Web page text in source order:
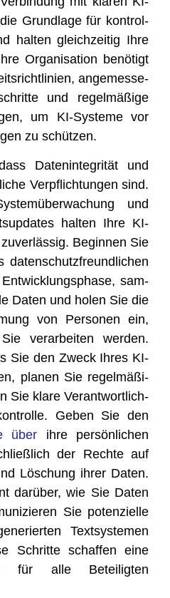
Grund­la­ge für kon­trol­
hal­ten gleich­zei­tig Ihre
Orga­ni­sa­ti­on benö­tigt
ange­mes­se­
und regel­mä­ßi­ge
um KI-Sys­te­me vor
zu schützen.
Daten­in­te­gri­tät und
Ver­pflich­tun­gen sind.
und
hal­ten Ihre KI-
Begin­nen Sie
daten­schutz­freund­li­chen
sam­
Daten und holen Sie die
von Per­so­nen ein,
ver­ar­bei­ten wer­den.
Sie den Zweck Ihres KI-
pla­nen Sie regel­mä­ßi­
Sie kla­re Ver­ant­wort­lich­
Geben Sie den
über ihre per­sön­li­chen
der Rech­te auf
Löschung ihrer Daten.
dar­über, wie Sie Daten
Sie poten­zi­el­le
Text­sys­te­men
Schrit­te schaf­fen eine
für alle Betei­lig­ten